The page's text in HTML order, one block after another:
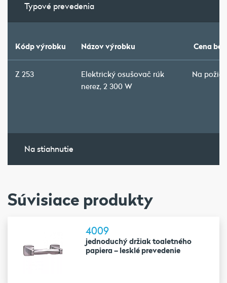
Typové prevedenia
Kódp výrobku Názov výrobku Cena
Z 253
Elektrický osušovač rúk
nerez, 2 300 W
Na
Na stiahnutie
Súvisiace produkty
4009
jednoduchý držiak toaletného
papiera – lesklé prevedenie